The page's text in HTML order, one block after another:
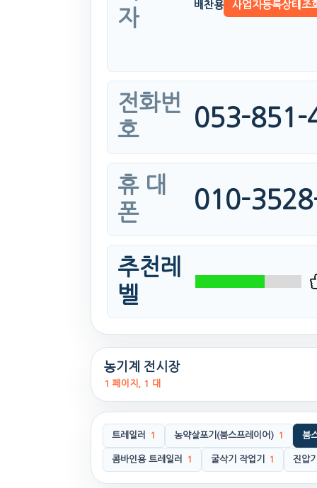
자
배찬용 사업자등록상태조
전화번
호
053-851-
휴 대
폰
010-
추천레
벨
농기계 전시장
1 페이지, 1 대
트레일러 1 농약살포기(붐스프레이어) 1 붐
콤바인용 트레일러 1 굴삭기 작업기 1 진압